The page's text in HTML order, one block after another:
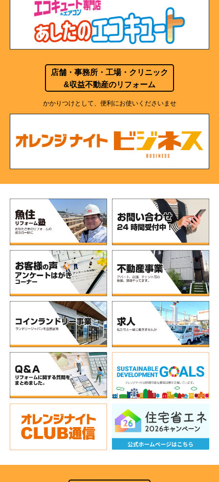
店舗・事務所・工場・クリニック
&収益不動産のリフォーム
かかりつけとして、便利にお使いくださいませ